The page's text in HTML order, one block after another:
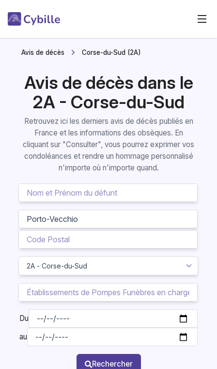
Avis de décès Corse-du-Sud (2A)
Avis de décès dans le
2A - Corse-du-Sud
Retrouvez ici les derniers avis de décès publiés en
France et les informations des obsèques. En
cliquant sur "Consulter", vous pourrez exprimer vos
condoléances et rendre un hommage personnalisé
n'importe où n'importe quand.
Du
au
Rechercher